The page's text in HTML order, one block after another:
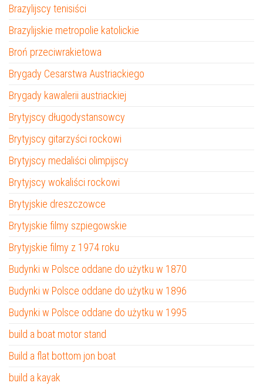
Brazylijscy tenisiści
Brazylijskie metropolie katolickie
Broń przeciwrakietowa
Brygady Cesarstwa Austriackiego
Brygady kawalerii austriackiej
Brytyjscy długodystansowcy
Brytyjscy gitarzyści rockowi
Brytyjscy medaliści olimpijscy
Brytyjscy wokaliści rockowi
Brytyjskie dreszczowce
Brytyjskie filmy szpiegowskie
Brytyjskie filmy z 1974 roku
Budynki w Polsce oddane do użytku w 1870
Budynki w Polsce oddane do użytku w 1896
Budynki w Polsce oddane do użytku w 1995
build a boat motor stand
Build a flat bottom jon boat
build a kayak